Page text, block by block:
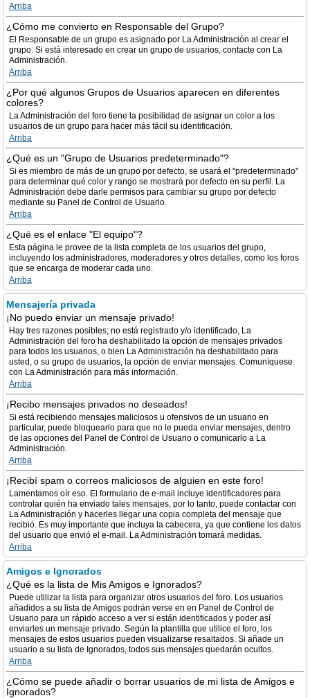
Arriba
¿Cómo me convierto en Responsable del Grupo?
El Responsable de un grupo es asignado por La Administración al crear el
grupo. Si está interesado en crear un grupo de usuarios, contacte con La
Administración.
Arriba
¿Por qué algunos Grupos de Usuarios aparecen en diferentes
colores?
La Administración del foro tiene la posibilidad de asignar un color a los
usuarios de un grupo para hacer más fácil su identificación.
Arriba
¿Qué es un "Grupo de Usuarios predeterminado"?
Si es miembro de más de un grupo por defecto, se usará el "predeterminado"
para determinar qué color y rango se mostrará por defecto en su perfil. La
Administración debe darle permisos para cambiar su grupo por defecto
mediante su Panel de Control de Usuario.
Arriba
¿Qué es el enlace "El equipo"?
Esta página le provee de la lista completa de los usuarios del grupo,
incluyendo los administradores, moderadores y otros detalles, como los foros
que se encarga de moderar cada uno.
Arriba
Mensajería privada
¡No puedo enviar un mensaje privado!
Hay tres razones posibles; no está registrado y/o identificado, La
Administración del foro ha deshabilitado la opción de mensajes privados
para todos los usuarios, o bien La Administración ha deshabilitado para
usted, o su grupo de usuarios, la opción de enviar mensajes. Comuníquese
con La Administración para más información.
Arriba
¡Recibo mensajes privados no deseados!
Si está recibiendo mensajes maliciosos u ofensivos de un usuario en
particular, puede bloquearlo para que no le pueda enviar mensajes, dentro
de las opciones del Panel de Control de Usuario o comunicarlo a La
Administración.
Arriba
¡Recibí spam o correos maliciosos de alguien en este foro!
Lamentamos oír eso. El formulario de e-mail incluye identificadores para
controlar quién ha enviado tales mensajes, por lo tanto, puede contactar con
La Administración y hacerles llegar una copia completa del mensaje que
recibió. Es muy importante que incluya la cabecera, ya que contiene los datos
del usuario que envió el e-mail. La Administración tomará medidas.
Arriba
Amigos e Ignorados
¿Qué es la lista de Mis Amigos e Ignorados?
Puede utilizar la lista para organizar otros usuarios del foro. Los usuarios
añadidos a su lista de Amigos podrán verse en en Panel de Control de
Usuario para un rápido acceso a ver si están identificados y poder así
enviarles un mensaje privado. Según la plantilla que utilice el foro, los
mensajes de estos usuarios pueden visualizarse resaltados. Si añade un
usuario a su lista de Ignorados, todos sus mensajes quedarán ocultos.
Arriba
¿Cómo se puede añadir o borrar usuarios de mi lista de Amigos e
Ignorados?